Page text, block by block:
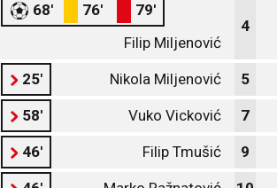
68' 76'
79'
Filip Miljenović
4
25' Nikola Miljenović 5
58' Vuko Vicković 7
46' Filip Tmušić 9